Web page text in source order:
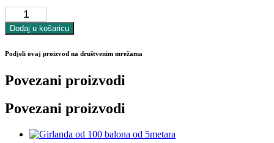
Balon
BABY
ANIMALS
Dodaj u košaricu
Podjeli ovaj proizvod na društvenim mrežama
Povezani proizvodi
Povezani proizvodi